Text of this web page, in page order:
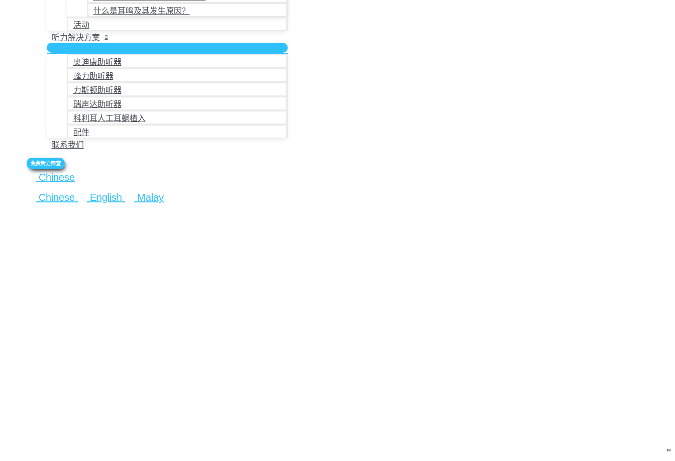
什么是耳鸣及其发生原因？
活动
听力解决方案
奥迪康助听器
峰力助听器
力斯顿助听器
瑞声达助听器
科利耳人工耳蜗植入
配件
联系我们
免费听力筛查
Chinese
Chinese
English Malay